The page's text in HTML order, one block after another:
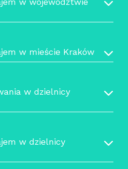
w mieście Kraków
w dzielnicy
w dzielnicy